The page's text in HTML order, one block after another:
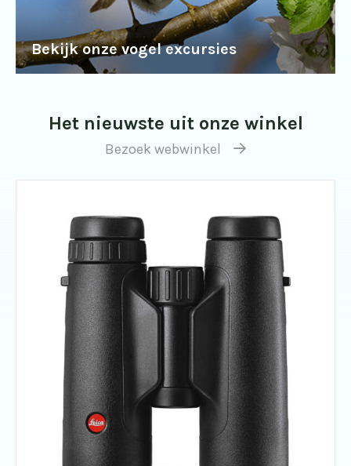
Bekijk onze vogel excursies
Het nieuwste uit onze winkel
Bezoek webwinkel